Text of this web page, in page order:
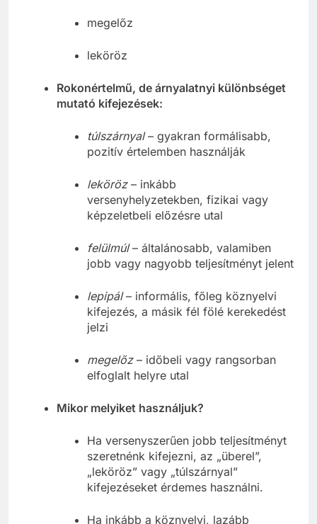
Rokonértelmű, de árnyalatnyi különbséget
túlszárnyal– gyakran formálisabb,
leköröz– inkább
versenyhelyzetekben, fizikai vagy
felülmúl– általánosabb, valamiben
lepipál– informális, főleg köznyelvi
kifejezés, a másik fél fölé kerekedést
megelőz – időbeli vagy rangsorban
Ha versenyszerűen jobb teljesítményt
szeretnénk kifejezni, az „überel”,
„leköröz” vagy „túlszárnyal”